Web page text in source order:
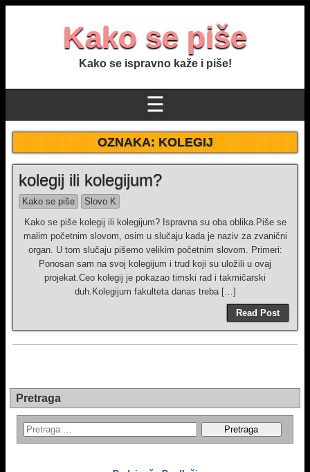
Kako se piše
Kako se ispravno kaže i piše!
☰
OZNAKA:KOLEGIJ
kolegij ili kolegijum?
Kako se piše
Slovo K
Kako se piše kolegij ili kolegijum? Ispravna su oba oblika.Piše se
malim početnim slovom, osim u slučaju kada je naziv za zvanični
organ. U tom slučaju pišemo velikim početnim slovom. Primeri:
Ponosan sam na svoj kolegijum i trud koji su uložili u ovaj
projekat.Ceo kolegij je pokazao timski rad i takmičarski
duh.Kolegijum fakulteta danas treba […]
Read Post
Pretraga